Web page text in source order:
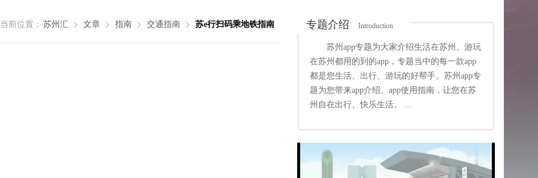
当前位置： 苏州汇 文章 指南 交通指南 苏e行扫码乘地铁指南 专题介绍 Introduction
苏州app专题为大家介绍生活在苏州、游玩
在苏州都用的到的app，专题当中的每一款app
都是您生活、出行、游玩的好帮手。苏州app专
题为您带来app介绍、app使用指南，让您在苏
州自在出行、快乐生活。 ...